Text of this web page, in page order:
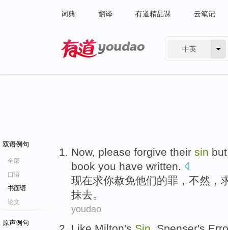
词典 翻译 有道精品课 云笔记
中英
双语例句
全部
口语
书面语
论文
原声例句
Now, please forgive their sin
book you have written.
现在求你赦免他们的罪 ， 不然 ，
抹去。
youdao